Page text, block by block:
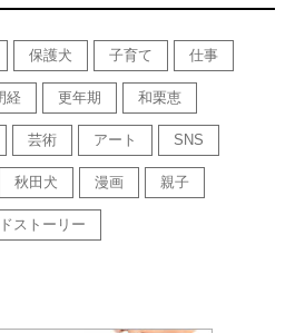
保護犬 子育て 仕事
経 更年期 和栗恵
芸術 アート SNS
秋田犬 漫画 親子
ストーリー